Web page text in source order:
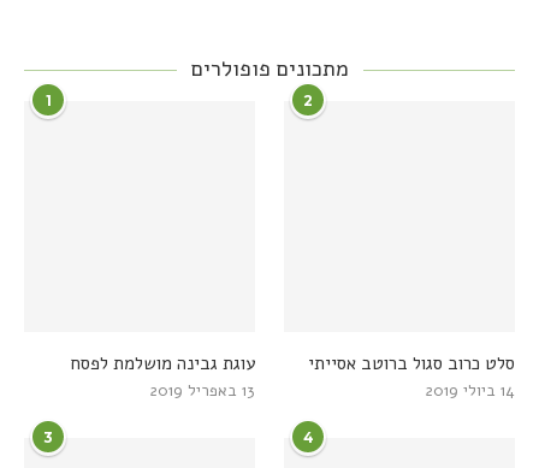
מתכונים פופולרים
1
עוגת גבינה מושלמת לפסח
13 באפריל 2019
2
סלט כרוב סגול ברוטב אסייתי
14 ביולי 2019
3 4